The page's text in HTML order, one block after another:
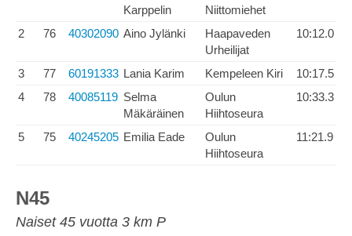
Karppelin
Niittomiehet
2 76 40302090 Aino Jylänki
Haapaveden
Urheilijat
10:12.0
3 77 60191333 Lania Karim Kempeleen Kiri
10:17.5
4
78 40085119 Selma
Mäkäräinen
Oulun
Hiihtoseura
10:33.3
5 75 40245205 Emilia Eade
Oulun
Hiihtoseura
11:21.9
N45
Naiset 45 vuotta 3 km P